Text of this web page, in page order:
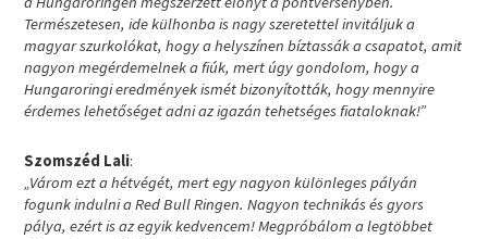
Természetesen, ide külhonba is nagy szeretettel invitáljuk a
magyar szurkolókat, hogy a helyszínen bíztassák a csapatot, amit
nagyon megérdemelnek a fiúk, mert úgy gondolom, hogy a
Hungaroringi eredmények ismét bizonyították, hogy mennyire
érdemes lehetőséget adni az igazán tehetséges fiataloknak!”
Szomszéd Lali:
„Várom ezt a hétvégét, mert egy nagyon különleges pályán
fogunk indulni a Red Bull Ringen. Nagyon technikás és gyors
pálya, ezért is az egyik kedvencem! Megpróbálom a legtöbbet